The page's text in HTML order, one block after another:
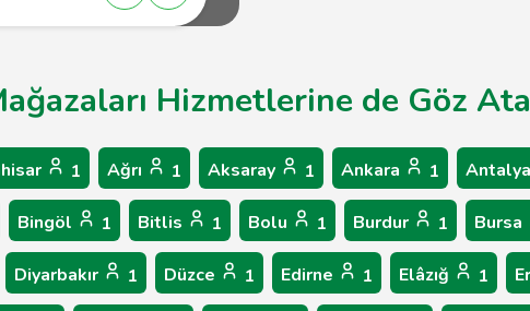
Hizmetlerine de Göz
1 Ağrı 1 Aksaray 1 Ankara 1 Antalya
Bingöl 1 Bitlis 1 Bolu 1 Burdur 1 Bursa
Diyarbakır 1 Düzce 1 Edirne 1 Elâzığ 1